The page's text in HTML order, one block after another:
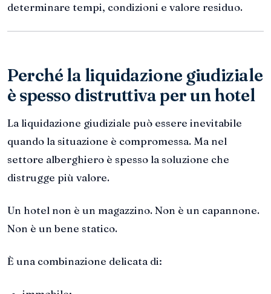
determinare tempi, condizioni e valore residuo.
Perché la liquidazione giudiziale
è spesso distruttiva per un hotel
La liquidazione giudiziale può essere inevitabile
quando la situazione è compromessa. Ma nel
settore alberghiero è spesso la soluzione che
distrugge più valore.
Un hotel non è un magazzino. Non è un capannone.
Non è un bene statico.
È una combinazione delicata di: